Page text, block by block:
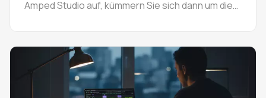
Amped Studio auf, kümmern Sie sich dann um die